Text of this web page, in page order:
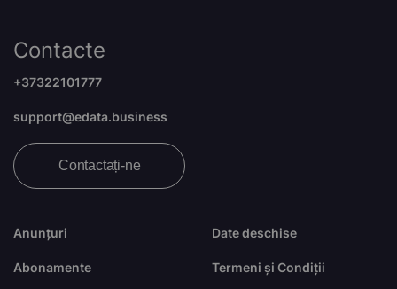
Anunțuri
Abonamente
Date deschise
Termeni și Condiții
Contacte
+37322101777
support@edata.business
Contactați-ne